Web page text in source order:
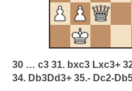
30 … c3 31. bxc3 Lxc3+
34. Db3Dd3+ 35.- Dc2-